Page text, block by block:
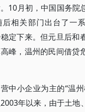
10月初，中国国务院
后相关部门出台了一
定下来。但元旦后和
峰，温州的民间借贷
中小企业为主的“温
年以来，由于土地